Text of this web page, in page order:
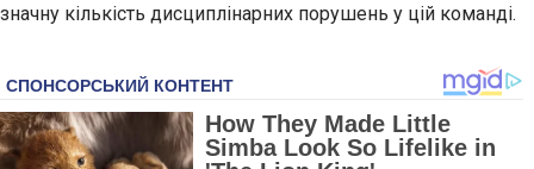
значну кількість дисциплінарних порушень у цій команді.